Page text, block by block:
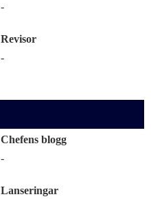
-
Revisor
-
Chefens blogg
-
Lanseringar